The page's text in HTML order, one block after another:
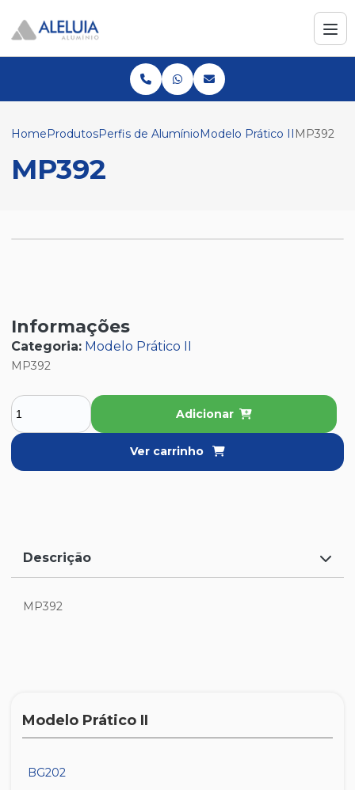
HomeProdutosPerfis de AlumínioModelo Prático II MP392
MP392
Informações
Categoria: Modelo Prático II
MP392
Adicionar
Ver carrinho
Descrição
MP392
Modelo Prático II
BG202